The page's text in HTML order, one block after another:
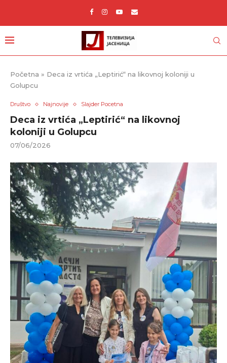
Početna » Deca iz vrtića „Leptirić“ na likovnoj koloniji u
Golupcu
Društvo Najnovije Slajder Pocetna
Deca iz vrtića „Leptirić“ na likovnoj
koloniji u Golupcu
07/06/2026